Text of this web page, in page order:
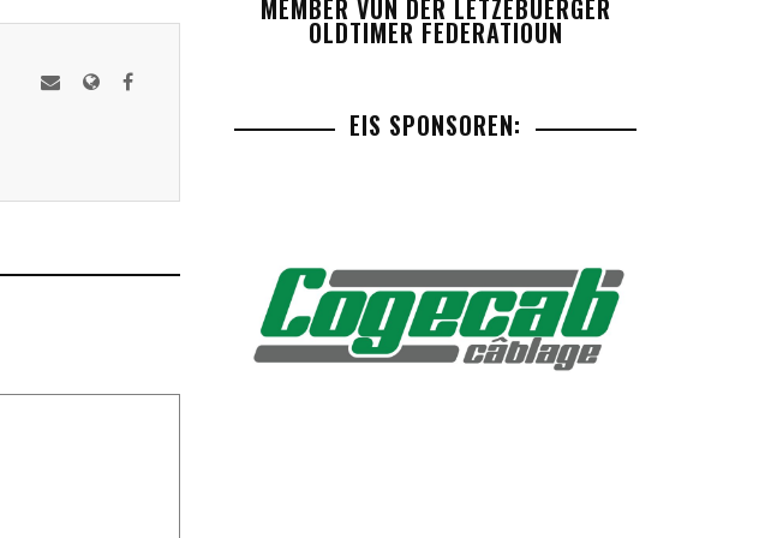
MEMBER VUN DER LETZEBUERGER
OLDTIMER FEDERATIOUN
EIS SPONSOREN: